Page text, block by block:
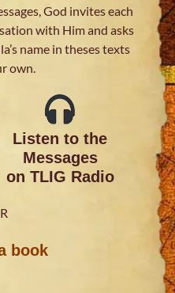
God invites each
with Him and asks
name in theses texts
own.
Listen to the
Messages
on TLIG Radio
book